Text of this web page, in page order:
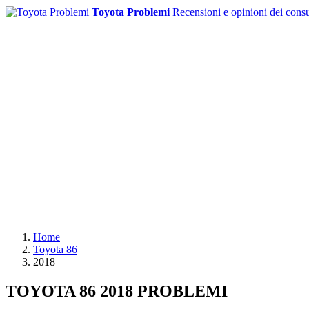
Toyota Problemi Recensioni e opinioni dei
Home
Toyota 86
2018
TOYOTA 86 2018 PROBLEMI